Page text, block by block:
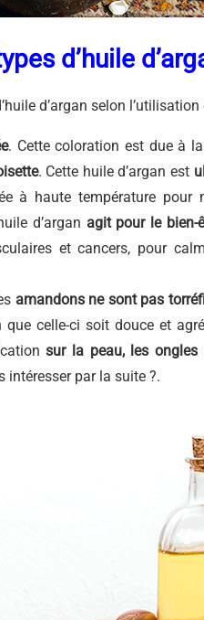
d’huile
d’argan selon
. Cette coloration est due à la
. Cette huile d’argan est
à haute température pour
d’argan agit pour le
et cancers, pour
amandons ne sont pas
celle-ci soit douce et
sur la peau, les ongles
intéresser par la suite ?.